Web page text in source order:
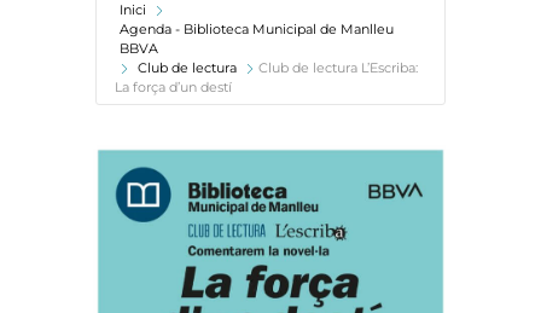
Inici
Agenda - Biblioteca Municipal de Manlleu
BBVA
Club de lectura
Club de lectura L’Escriba:
La força d’un destí